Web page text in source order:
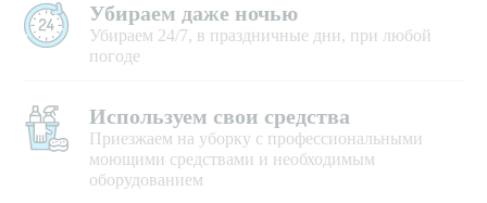
Убираем даже ночью
Убираем 24/7, в праздничные дни, при любой
погоде
Используем свои средства
Приезжаем на уборку с профессиональными
моющими средствами и необходимым
оборудованием